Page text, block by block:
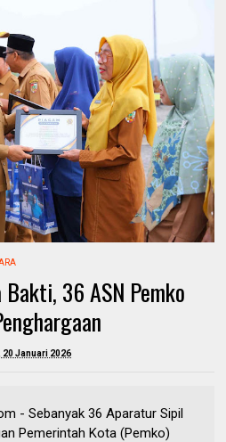
36 ASN Pemko
20 Januari 2026
- Sebanyak 36 Aparatur Sipil
Pemerintah Kota (Pemko)